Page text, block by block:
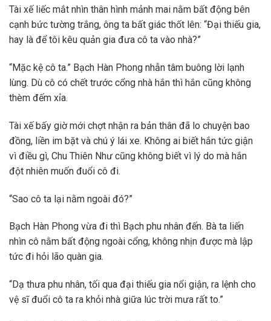
Tài xế liếc mắt nhìn thân hình mảnh mai nằm bất động bên
cạnh bức tường trắng, ông ta bất giác thốt lên: “Đại thiếu gia,
hay là để tôi kêu quản gia đưa cô ta vào nhà?”
“Mặc kệ cô ta.” Bạch Hàn Phong nhẫn tâm buông lời lạnh
lùng. Dù cô có chết trước cổng nhà hắn thì hắn cũng không
thèm đếm xỉa.
Tài xế bấy giờ mới chợt nhận ra bản thân đã lo chuyện bao
đồng, liền im bặt và chú ý lái xe. Không ai biết hắn tức giận
vì điều gì, Chu Thiên Như cũng không biết vì lý do mà hắn
đột nhiên muốn đuổi cô đi.
“Sao cô ta lại nằm ngoài đó?”
Bạch Hàn Phong vừa đi thì Bạch phu nhân đến. Bà ta liến
nhìn cô nằm bất động ngoài cổng, không nhịn được mà lập
tức đi hỏi lão quàn gia.
“Dạ thưa phu nhân, tối qua đại thiếu gia nổi giận, ra lệnh cho
vệ sĩ đuổi cô ta ra khỏi nhà giữa lúc trời mưa rất to.”